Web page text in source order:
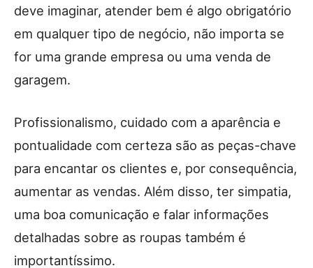
deve imaginar, atender bem é algo obrigatório
em qualquer tipo de negócio, não importa se
for uma grande empresa ou uma venda de
garagem.
Profissionalismo, cuidado com a aparência e
pontualidade com certeza são as peças-chave
para encantar os clientes e, por consequência,
aumentar as vendas. Além disso, ter simpatia,
uma boa comunicação e falar informações
detalhadas sobre as roupas também é
importantíssimo.